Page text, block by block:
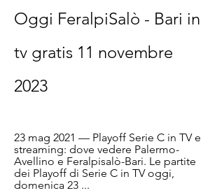
Oggi FeralpiSalò - Bari in
tv gratis 11 novembre
2023
23 mag 2021 — Playoff Serie C in TV e
streaming: dove vedere Palermo-
Avellino e Feralpisalò-Bari. Le partite
dei Playoff di Serie C in TV oggi,
domenica 23 ...